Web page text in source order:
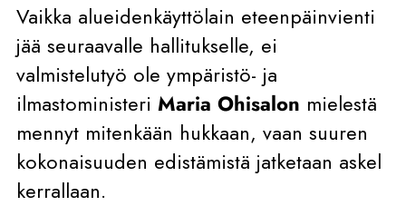
Vaikka alueidenkäyttölain eteenpäinvienti
jää seuraavalle hallitukselle, ei
valmistelutyö ole ympäristö- ja
ilmastoministeri Maria Ohisalon mielestä
mennyt mitenkään hukkaan, vaan suuren
kokonaisuuden edistämistä jatketaan askel
kerrallaan.